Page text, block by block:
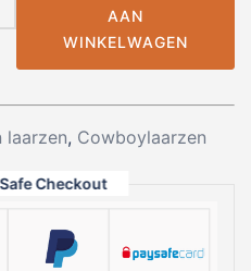
AAN
WINKELWAGEN
laarzen, Cowboylaarzen
Checkout